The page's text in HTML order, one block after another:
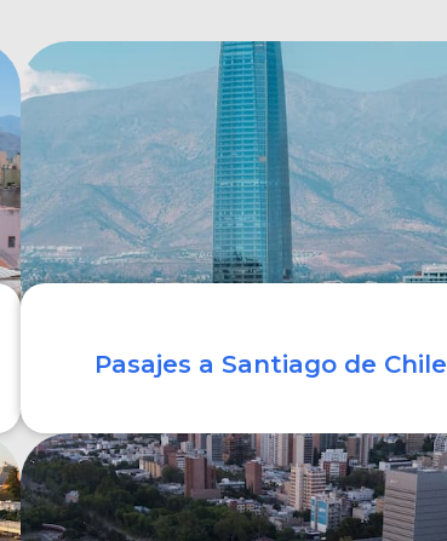
Pasajes a Santiago de Chile
COMPRAR